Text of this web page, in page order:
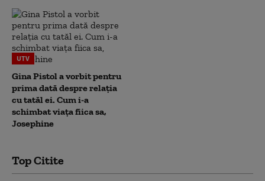
UTV
Gina Pistol a vorbit pentru
prima dată despre relația
cu tatăl ei. Cum i-a
schimbat viața fiica sa,
Josephine
Top Citite